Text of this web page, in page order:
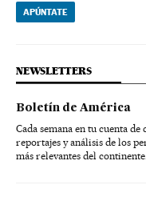
APÚNTATE
NEWSLETTERS
Boletín de América
Cada semana en tu cuenta
reportajes y análisis de los
más relevantes del continente.